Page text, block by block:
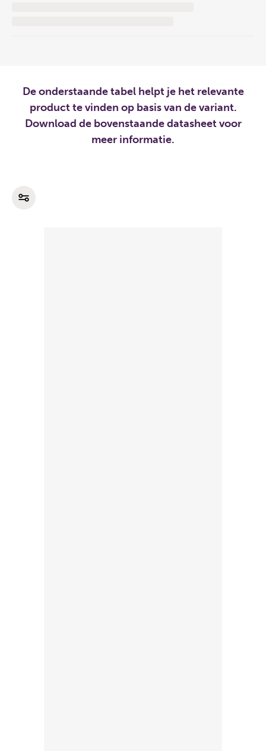
De onderstaande tabel helpt je het relevante
product te vinden op basis van de variant.
Download de bovenstaande datasheet voor
meer informatie.